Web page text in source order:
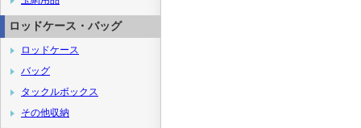
ロッドケース・バッグ
ロッドケース
バッグ
タックルボックス
その他収納